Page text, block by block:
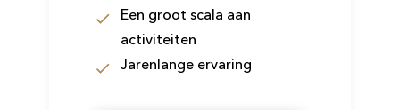
Een groot scala aan
activiteiten
Jarenlange ervaring